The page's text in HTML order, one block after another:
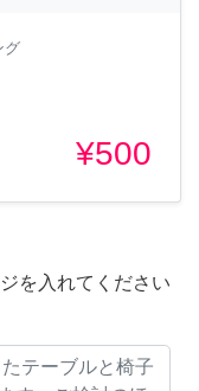
グ
¥500
を入れてください